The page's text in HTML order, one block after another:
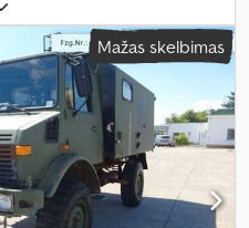
60 km/h, Įranga:borto
papildomi žibintai,
suspausto oro stabdys, visų
Mažas skelbimas